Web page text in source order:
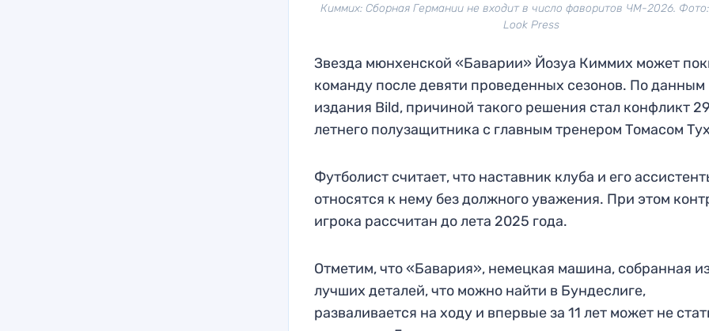
Киммих: Сборная Германии не входит в число фаворитов ЧМ-2026.
Look Press
Звезда мюнхенской «Баварии» Йозуа Киммих может
команду после девяти проведенных сезонов. По данным
издания Bild, причиной такого решения стал конфликт
летнего полузащитника с главным тренером Томасом
Футболист считает, что наставник клуба и его
относятся к нему без должного уважения. При этом
игрока рассчитан до лета 2025 года.
Отметим, что «Бавария», немецкая машина, собранная
лучших деталей, что можно найти в Бундеслиге,
разваливается на ходу и впервые за 11 лет может не